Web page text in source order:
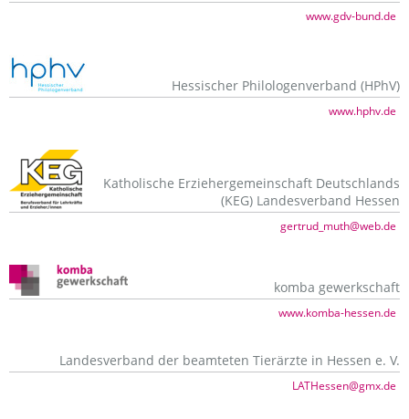
www.gdv-bund.de
Hessischer Philologenverband (HPhV)
www.hphv.de
Katholische Erziehergemeinschaft Deutschlands
(KEG) Landesverband Hessen
gertrud_muth@web.de
komba gewerkschaft
www.komba-hessen.de
Landesverband der beamteten Tierärzte in Hessen e. V.
LATHessen@gmx.de